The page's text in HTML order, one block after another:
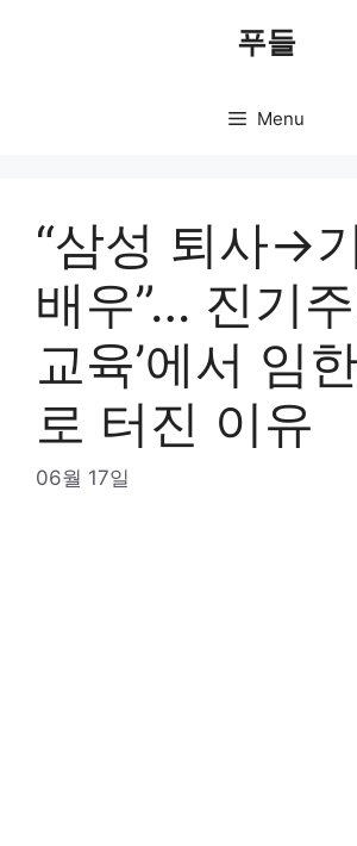
푸들
Menu
“삼성 퇴사→
배우”… 진기주
교육’에서 임
로 터진 이유
06월 17일